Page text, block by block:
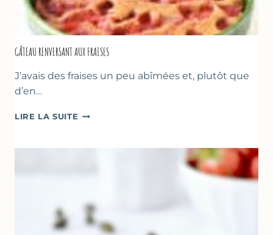
GÂTEAU RENVERSANT AUX FRAISES
J’avais des fraises un peu abîmées et, plutôt que
d’en…
LIRE LA SUITE GÂTEAU
FRAISES